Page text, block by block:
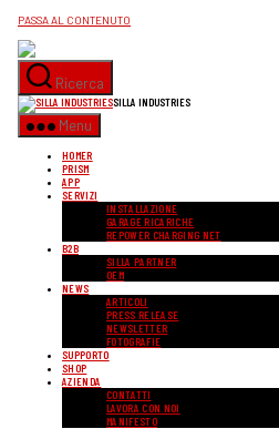
PASSA AL CONTENUTO
Ricerca
SILLA INDUSTRIES
Menu
HOMER
PRISM
APP
SERVIZI
INSTALLAZIONE
GARAGE RICARICHE
REPOWER CHARGING NET
B2B
SILLA PARTNER
OEM
NEWS
ARTICOLI
PRESS RELEASE
NEWSLETTER
FOTOGRAFIE
SUPPORTO
SHOP
AZIENDA
CONTATTI
LAVORA CON NOI
MANIFESTO